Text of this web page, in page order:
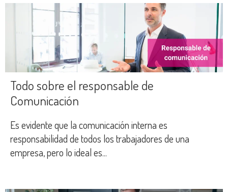
Todo sobre el responsable de
Comunicación
Es evidente que la comunicación interna es
responsabilidad de todos los trabajadores de una
empresa, pero lo ideal es...